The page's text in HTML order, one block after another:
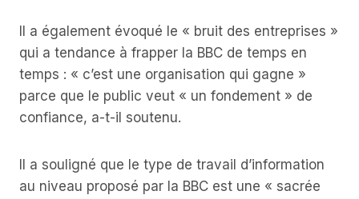
Il a également évoqué le « bruit des entreprises »
qui a tendance à frapper la BBC de temps en
temps : « c’est une organisation qui gagne »
parce que le public veut « un fondement » de
confiance, a-t-il soutenu.
Il a souligné que le type de travail d’information
au niveau proposé par la BBC est une « sacrée